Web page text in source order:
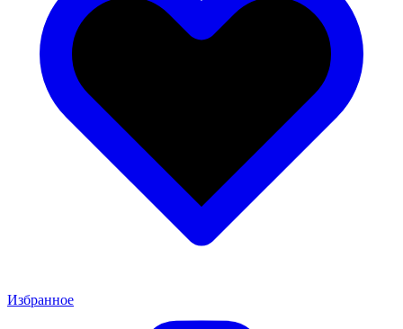
Избранное